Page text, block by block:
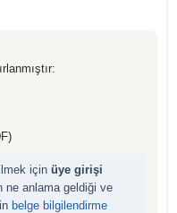
için üye girişi
ne anlama geldiği ve
belge bilgilendirme